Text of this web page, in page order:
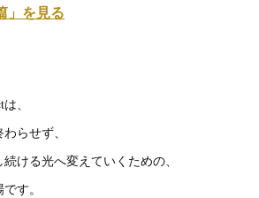
」を見る
、
らせず、
ける光へ変えていくための、
す。